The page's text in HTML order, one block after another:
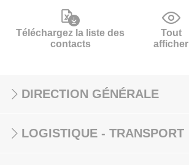
Téléchargez la liste des
contacts
Tout
afficher
DIRECTION GÉNÉRALE
LOGISTIQUE - TRANSPORT